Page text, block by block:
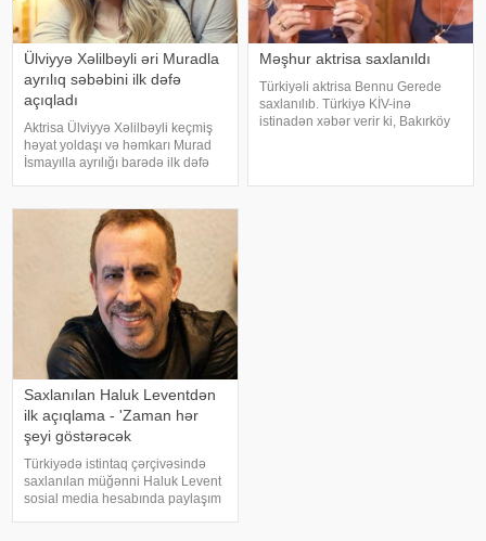
Ülviyyə Xəlilbəyli əri Muradla
ayrılıq səbəbini ilk dəfə
açıqladı
Aktrisa Ülviyyə Xəlilbəyli keçmiş
həyat yoldaşı və həmkarı Murad
İsmayılla ayrılığı barədə ilk dəfə
"YouTube" kanalında yayımlanan
müsahibəsində danışıb
Məşhur aktrisa saxlanıldı
Türkiyəli aktrisa Bennu Gerede
saxlanılıb. Türkiyə KİV-inə
istinadən xəbər verir ki, Bakırköy
fikirlərlə bağlı "ədəbsizlik" ittiham
Saxlanılan Haluk Leventdən
ilk açıqlama - 'Zaman hər
şeyi göstərəcək
Türkiyədə istintaq çərçivəsində
saxlanılan müğənni Haluk Levent
sosial media hesabında paylaşım